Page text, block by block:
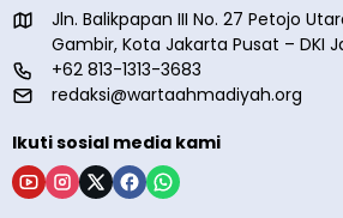
Jln. Balikpapan III No. 27 Petojo
Gambir, Kota Jakarta Pusat – DKI
+62 813-1313-3683
redaksi@wartaahmadiyah.org
Ikuti sosial media kami